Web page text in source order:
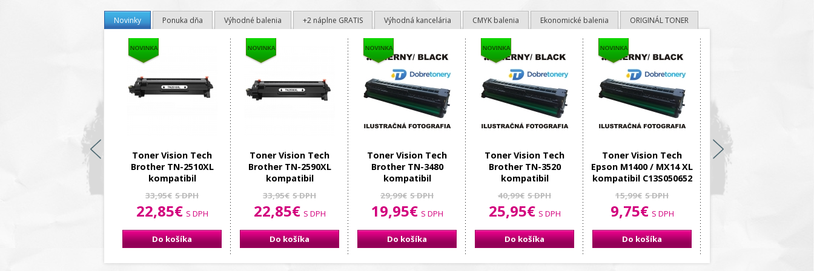
Novinky Ponuka dňa Výhodné balenia +2 náplne GRATIS Výhodná kancelária CMYK balenia Ekonomické balenia ORIGINÁL TONER
Toner Vision Tech
Brother TN-2510XL
kompatibil
33,95€ S DPH
22,85€ S DPH
Do košíka
Toner Vision Tech
Brother TN-2590XL
kompatibil
33,95€ S DPH
22,85€ S DPH
Do košíka
Toner Vision Tech
Brother TN-3480
kompatibil
29,99€ S DPH
19,95€ S DPH
Do košíka
Toner Vision Tech
Brother TN-3520
kompatibil
40,99€ S DPH
25,95€ S DPH
Do košíka
Toner Vision Tech
Epson M1400 / MX14 XL
kompatibil C13S050652
15,99€ S DPH
9,75€ S DPH
Do košíka
Toner Vision Tech HP
CF283X, kompatibil
18,95€